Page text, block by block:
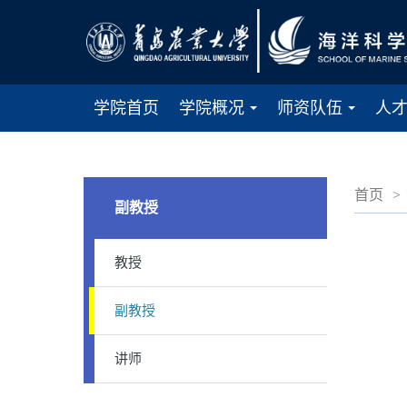
学院首页
学院概况
师资队伍
人
副教授
教授
副教授
讲师
首页 >